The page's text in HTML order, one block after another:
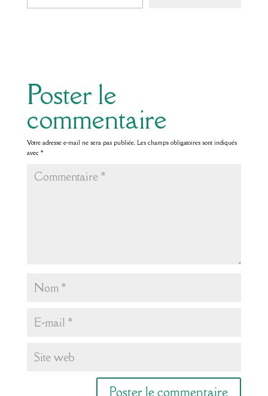
Poster le
commentaire
Votre adresse e-mail ne sera pas publiée. Les champs obligatoires sont indiqués
avec *